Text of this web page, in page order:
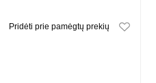
Pridėti prie pamėgtų prekių